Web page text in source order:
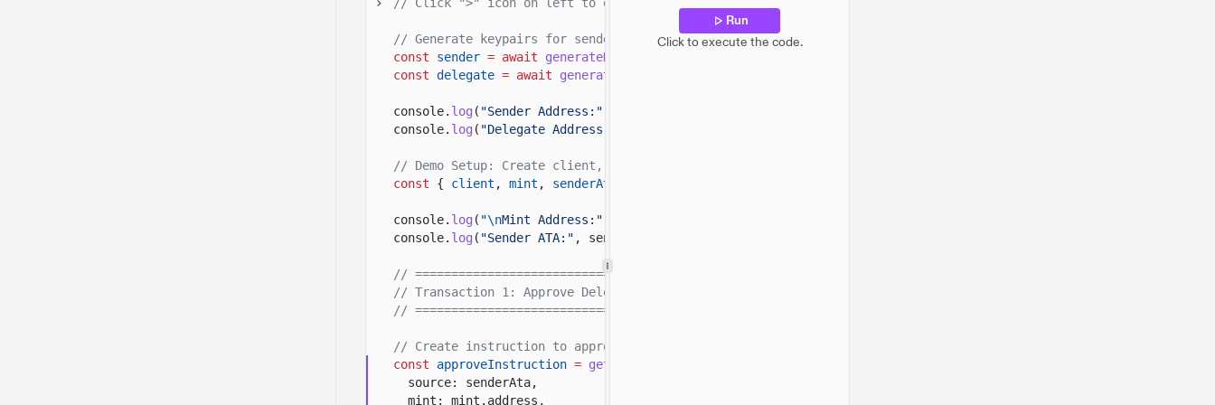
// Click ">" icon on left to expand demo imports
// Generate keypairs for sender and delegate
const
sender = await generateKeyPairSigner
const delegate = await generateKeyPairSigner
console. log ( "Sender Address:"
console. log ( "Delegate Address:"
// Demo Setup: Create client, mint account, token account, and fund with initial tokens
const
{ client , mint , senderAta
console. log ( "\nMint Address:"
console. log ( "Sender ATA:" , senderAta);
// =============================================================================
// Transaction 1: Approve Delegate
// =============================================================================
// Create instruction to approve delegate
const
approveInstruction = getApproveCheckedInstruction
source: senderAta,
mint: mint.address,
Run
Click to execute the code.